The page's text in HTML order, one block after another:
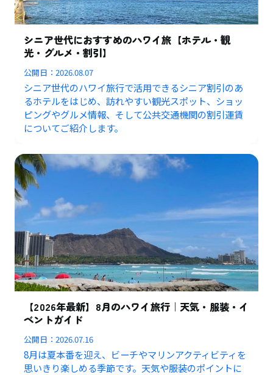
シニア世代におすすめのハワイ旅【ホテル・観
光・グルメ・割引】
公開日：2026.08.07
シニア世代のハワイ旅行で活用できるシニア割引のあ
るホテルをはじめ、訪れやすい観光スポット、ショッ
ピングやグルメ情報、そして公共交通機関の割引運賃
についてご紹介します。
【2026年最新】8月のハワイ旅行｜天気・服装・イ
ベントガイド
公開日：2026.07.16
8月は夏本番を迎え、ビーチやマリンアクティビティを
思いきり楽しめる季節です。天気や服装のポイントに